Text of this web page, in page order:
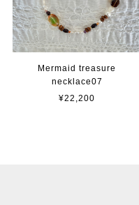
Mermaid treasure
necklace07
¥22,200